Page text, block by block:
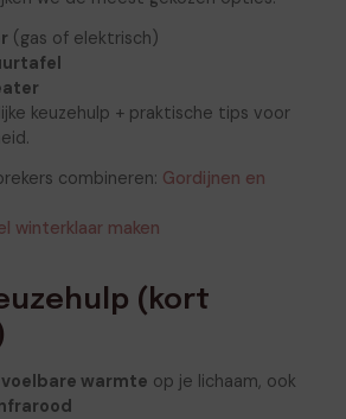
(gas of elektrisch)
keuzehulp + praktische tips voor
combineren: Gordijnen en
winterklaar maken
(kort
warmte op je lichaam, ook